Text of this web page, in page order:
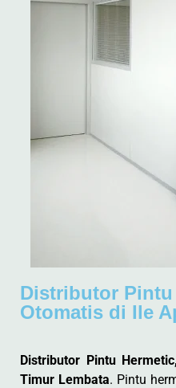
Distributor
Otomatis di Ile
Distributor Pintu
Timur Lembata. Pintu